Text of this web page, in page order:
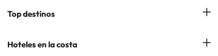
¿Quiénes somos?
Gestionar mi reserva
Top destinos
Hoteles en Salou
Hoteles en la costa